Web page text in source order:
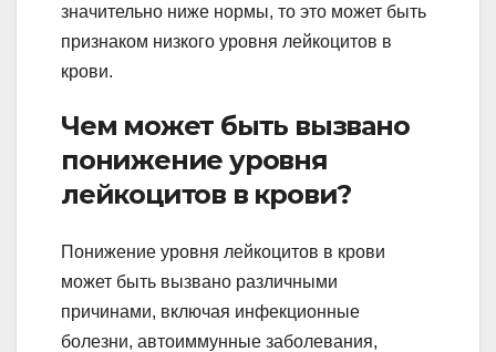
значительно ниже нормы, то это может быть
признаком низкого уровня лейкоцитов в
крови.
Чем может быть вызвано
понижение уровня
лейкоцитов в крови?
Понижение уровня лейкоцитов в крови
может быть вызвано различными
причинами, включая инфекционные
болезни, автоиммунные заболевания,